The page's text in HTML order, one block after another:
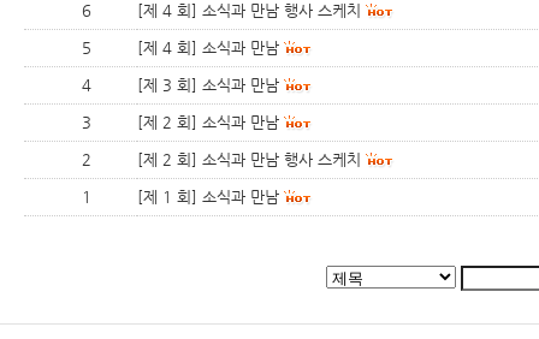
6 [제 4 회] 소식과 만남 행사 스케치
5 [제 4 회] 소식과 만남
4 [제 3 회] 소식과 만남
3 [제 2 회] 소식과 만남
2 [제 2 회] 소식과 만남 행사 스케치
1 [제 1 회] 소식과 만남